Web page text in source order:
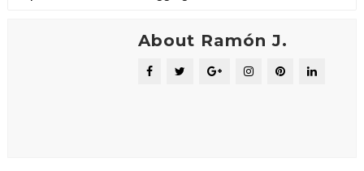
About Ramón J.